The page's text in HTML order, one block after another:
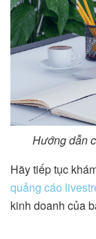
Hướng dẫn
Hãy tiếp tục
quảng cáo
kinh doanh của